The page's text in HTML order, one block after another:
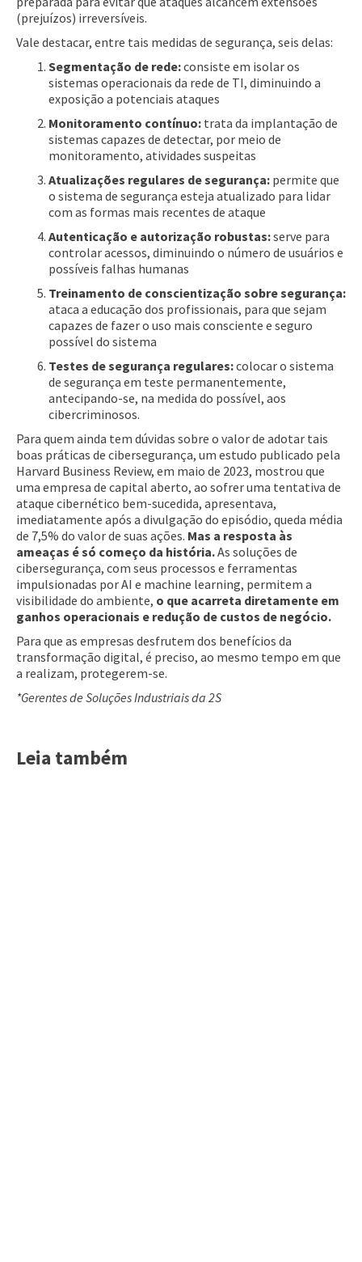
(prejuízos) irreversíveis.
Vale destacar, entre tais medidas de segurança, seis delas:
Segmentação de rede:consiste em isolar os
sistemas operacionais da rede de TI, diminuindo a
exposição a potenciais ataques
Monitoramento contínuo: trata da implantação de
sistemas capazes de detectar, por meio de
monitoramento, atividades suspeitas
Atualizações regulares de segurança: permite que
o sistema de segurança esteja atualizado para lidar
com as formas mais recentes de ataque
Autenticação e autorização robustas:serve para
controlar acessos, diminuindo o número de usuários e
possíveis falhas humanas
Treinamento de conscientização sobre segurança:
ataca a educação dos profissionais, para que sejam
capazes de fazer o uso mais consciente e seguro
possível do sistema
Testes de segurança regulares:colocar o sistema
de segurança em teste permanentemente,
antecipando-se, na medida do possível, aos
cibercriminosos.
Para quem ainda tem dúvidas sobre o valor de adotar tais
boas práticas de cibersegurança, um estudo publicado pela
Harvard Business Review, em maio de 2023, mostrou que
uma empresa de capital aberto, ao sofrer uma tentativa de
ataque cibernético bem-sucedida, apresentava,
imediatamente após a divulgação do episódio, queda média
de 7,5% do valor de suas ações. Mas a resposta às
ameaças é só começo da história.As soluções de
cibersegurança, com seus processos e ferramentas
impulsionadas por AI e machine learning, permitem a
visibilidade do ambiente, o que acarreta diretamente em
ganhos operacionais e redução de custos de negócio.
Para que as empresas desfrutem dos benefícios da
transformação digital, é preciso, ao mesmo tempo em que
a realizam, protegerem-se.
*Gerentes de Soluções Industriais da 2S
Leia também